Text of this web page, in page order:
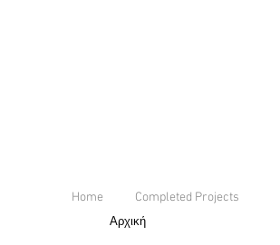
Home Completed Projects
Αρχική